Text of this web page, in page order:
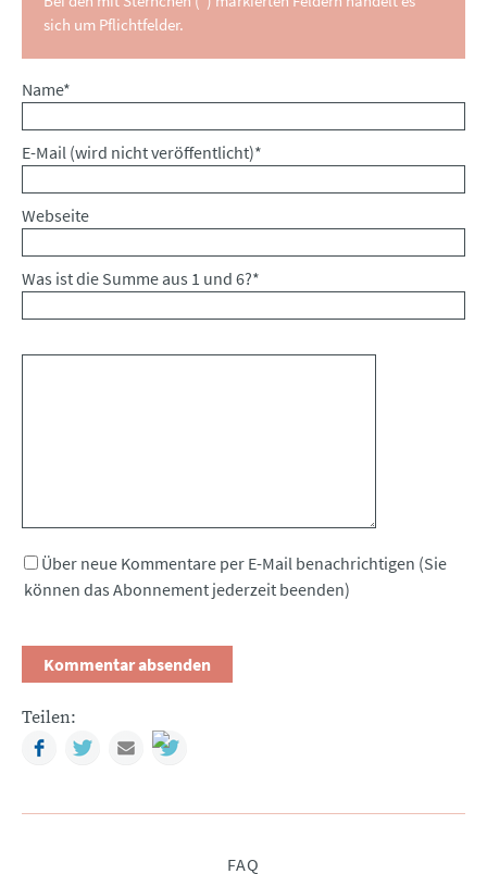
sich um Pflichtfelder.
Pflichtfeld
Name*
Pflichtfeld
E-Mail (wird nicht veröffentlicht)*
Webseite
Was ist die Summe aus 1 und 6?*
Über neue Kommentare per E-Mail benachrichtigen (Sie
können das Abonnement jederzeit beenden)
Teilen:
FacebookTwitterMail
FAQ